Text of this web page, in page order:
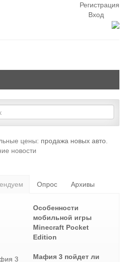
Регистрация
Вход
цены: продажа новых авто.
новости
Опрос Архивы
Особенности
мобильной игры
Minecraft Pocket
Edition
Мафия 3 пойдет ли